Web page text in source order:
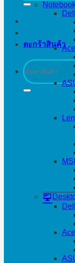
ตะกร้าสินค้า
ค้นหา:
Dell
MSI
Dell